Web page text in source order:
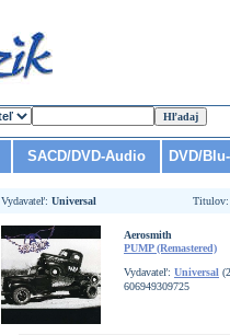
SACD/DVD-Audio DVD/
Vydavateľ: Universal
Aerosmith
PUMP (Remastered)
Vydavateľ: Universal
606949309725